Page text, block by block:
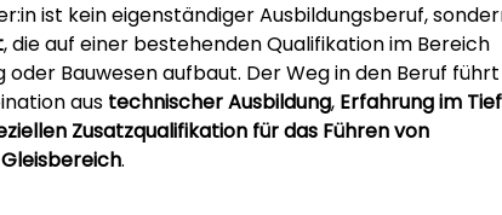
ist kein eigenständiger Ausbildungsberuf,
, die auf einer bestehenden Qualifikation im Bereich
oder Bauwesen aufbaut. Der Weg in den Beruf
aus technischer Ausbildung, Erfahrung im
Zusatzqualifikation für das Führen von
.